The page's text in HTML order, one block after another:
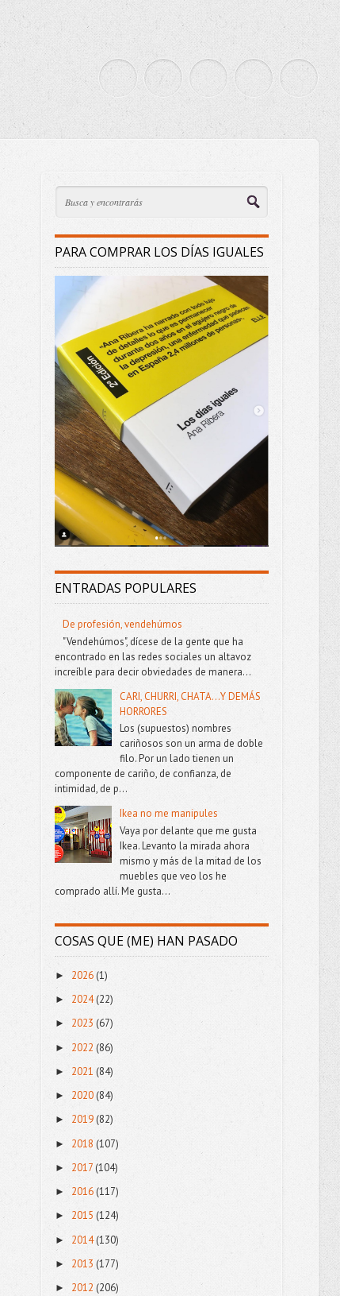
PARA COMPRAR LOS DÍAS IGUALES
ENTRADAS POPULARES
De profesión, vendehúmos
"Vendehúmos", dícese de la gente que ha
encontrado en las redes sociales un altavoz
increíble para decir obviedades de manera...
CARI, CHURRI, CHATA...Y DEMÁS
HORRORES
Los (supuestos) nombres
cariñosos son un arma de doble
filo. Por un lado tienen un
componente de cariño, de confianza, de
intimidad, de p...
Ikea no me manipules
Vaya por delante que me gusta
Ikea. Levanto la mirada ahora
mismo y más de la mitad de los
muebles que veo los he
comprado allí. Me gusta...
COSAS QUE (ME) HAN PASADO
► 2026 (1)
► 2024(22)
► 2023 (67)
► 2022 (86)
► 2021 (84)
► 2020(84)
► 2019(82)
► 2018 (107)
► 2017 (104)
► 2016(117)
► 2015 (124)
► 2014(130)
► 2013 (177)
► 2012 (206)